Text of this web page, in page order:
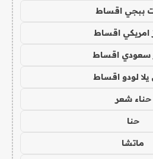
ببجي اقساط
امريكي اقساط
سعودي اقساط
لودو اقساط
حناء شعر
حنا
ماتشا